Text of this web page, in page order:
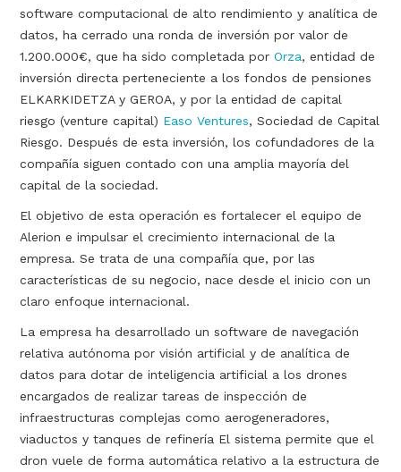
software computacional de alto rendimiento y analítica de
datos, ha cerrado una ronda de inversión por valor de
1.200.000€, que ha sido completada porOrza, entidad de
inversión directa perteneciente a los fondos de pensiones
ELKARKIDETZA y GEROA, y por la entidad de capital
riesgo (venture capital) Easo Ventures, Sociedad de Capital
Riesgo. Después de esta inversión, los cofundadores de la
compañía siguen contado con una amplia mayoría del
capital de la sociedad.
El objetivo de esta operación es fortalecer el equipo de
Alerion e impulsar el crecimiento internacional de la
empresa. Se trata de una compañía que, por las
características de su negocio, nace desde el inicio con un
claro enfoque internacional.
La empresa ha desarrollado un software de navegación
relativa autónoma por visión artificial y de analítica de
datos para dotar de inteligencia artificial a los drones
encargados de realizar tareas de inspección de
infraestructuras complejas como aerogeneradores,
viaductos y tanques de refinería El sistema permite que el
dron vuele de forma automática relativo a la estructura de